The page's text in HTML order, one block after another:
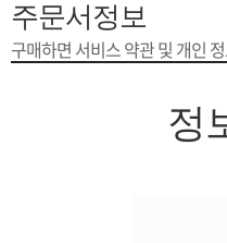
매
사
스
고 [무인택배함 이용 안
[2026구정 연휴]설
주문서정보
구매하면 서비스 약관 및 개인
정